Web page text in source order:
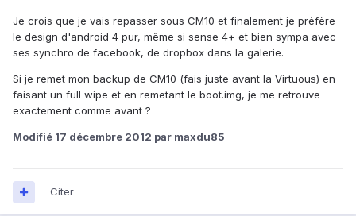
Je crois que je vais repasser sous CM10 et finalement je préfère
le design d'android 4 pur, même si sense 4+ et bien sympa avec
ses synchro de facebook, de dropbox dans la galerie.
Si je remet mon backup de CM10 (fais juste avant la Virtuous) en
faisant un full wipe et en remetant le boot.img, je me retrouve
exactement comme avant ?
Modifié 17 décembre 2012 par maxdu85
Citer